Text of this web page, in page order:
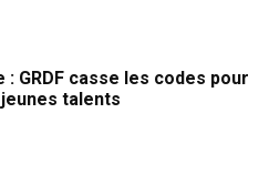
: GRDF casse les codes pour
talents